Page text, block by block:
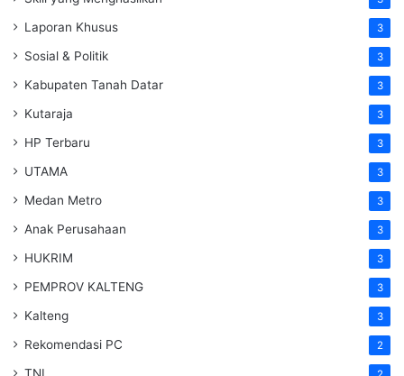
Laporan Khusus 3
Sosial & Politik 3
Kabupaten Tanah Datar 3
Kutaraja 3
HP Terbaru 3
UTAMA 3
Medan Metro 3
Anak Perusahaan 3
HUKRIM 3
PEMPROV KALTENG 3
Kalteng 3
Rekomendasi PC 2